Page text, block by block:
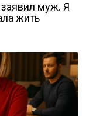
муж. Я
жить